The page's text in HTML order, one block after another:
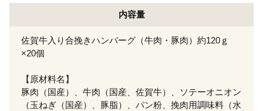
内容量
佐賀牛入り合挽きハンバーグ（牛肉・豚肉）約120ｇ
×20個
【原材料名】
豚肉（国産）、牛肉（国産、佐賀牛）、ソテーオニオン
（玉ねぎ（国産）、豚脂）、パン粉、挽肉用調味料（水